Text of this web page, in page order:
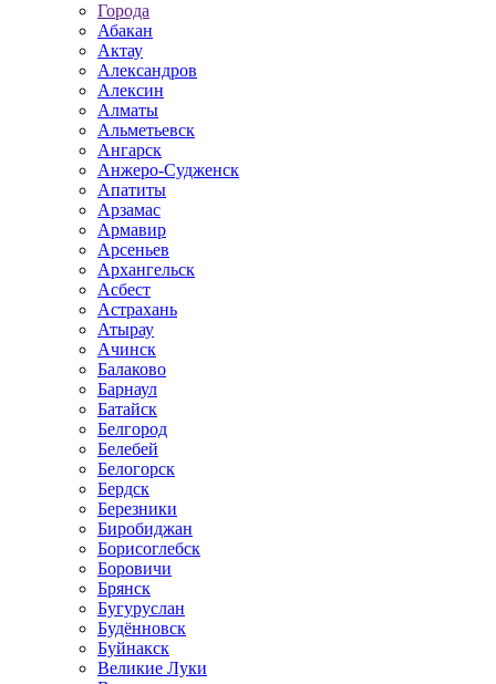
Города
Абакан
Актау
Александров
Алексин
Алматы
Альметьевск
Ангарск
Анжеро-Судженск
Апатиты
Арзамас
Армавир
Арсеньев
Архангельск
Асбест
Астрахань
Атырау
Ачинск
Балаково
Барнаул
Батайск
Белгород
Белебей
Белогорск
Бердск
Березники
Биробиджан
Борисоглебск
Боровичи
Брянск
Бугуруслан
Будённовск
Буйнакск
Великие Луки